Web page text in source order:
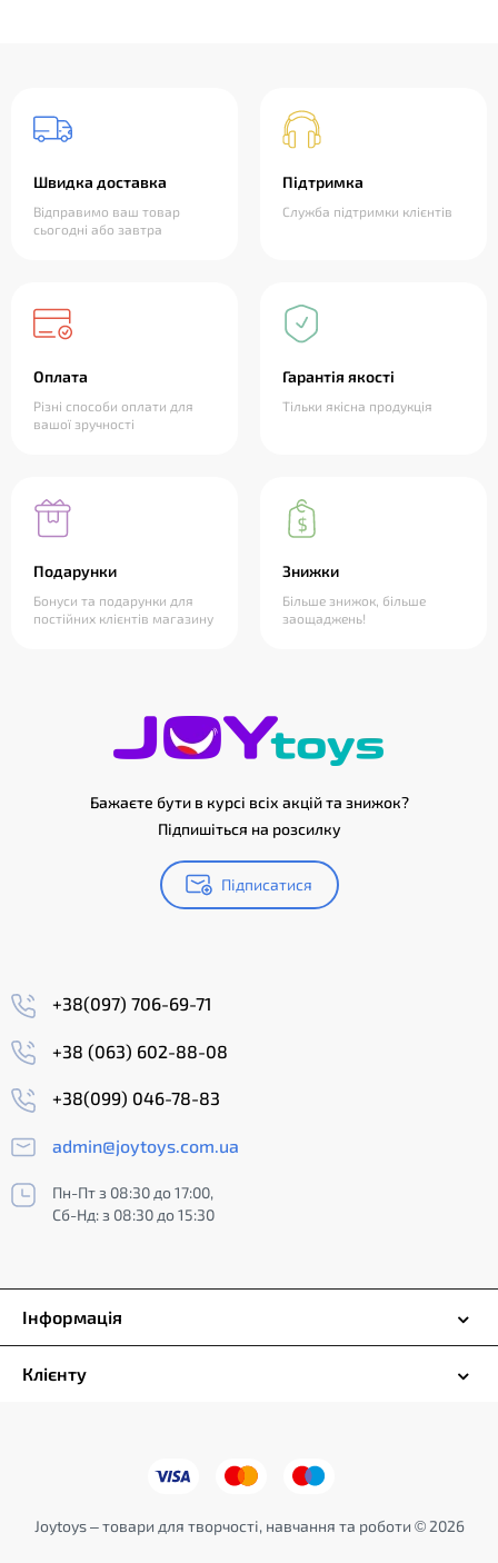
Швидка доставка
Відправимо ваш товар
сьогодні або завтра
Підтримка
Служба підтримки клієнтів
Оплата
Різні способи оплати для
вашої зручності
Гарантія якості
Тільки якісна продукція
Подарунки
Бонуси та подарунки для
постійних клієнтів магазину
Знижки
Більше знижок, більше
заощаджень!
Бажаєте бути в курсі всіх акцій та знижок?
Підпишіться на розсилку
Підписатися
+38(097) 706-69-71
+38 (063) 602-88-08
+38(099) 046-78-83
admin@joytoys.com.ua
Пн-Пт з 08:30 до 17:00,
Сб-Нд: з 08:30 до 15:30
Інформація
Клієнту
Joytoys – товари для творчості, навчання та роботи © 2026